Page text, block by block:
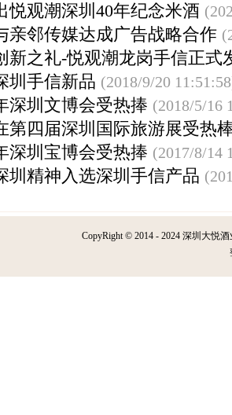
悦观潮深圳40年纪念米酒
亲邻传媒达成广告战略合作
新之礼-悦观潮龙岗手信正式
圳手信新品 (2018/9/20
深圳文博会受热捧 (2018/5/16
第四届深圳国际旅游展受热
深圳宝博会受热捧 (2017/8/14
圳精神入选深圳手信产品
CopyRight © 2014 - 2024 深圳大悦